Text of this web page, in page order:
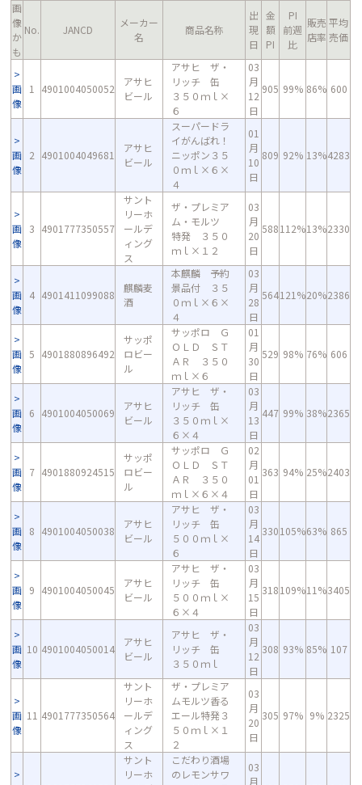
画
像
か
も
No. JANCD
メーカー
名
商品名称
出
現
日
金
額
PI
PI
前週
比
販売
店率
平均
売価
画
像
1 4901004050052
アサヒ
ビール
アサヒ ザ・
リッチ 缶
３５０ｍｌ×
６
03
月
12
日
905 99% 86% 600
画
像
2 4901004049681
アサヒ
ビール
スーパードラ
イがんばれ！
ニッポン３５
０ｍｌ×６×
４
01
月
10
日
809 92% 13%4283
画
像
3 4901777350557
サント
リーホ
ールデ
ィング
ス
ザ・プレミア
ム・モルツ
特発 ３５０
ｍｌ×１２
03
月
20
日
588112%13%2330
画
像
4 4901411099088
麒麟麦
酒
本麒麟 予約
景品付 ３５
０ｍｌ×６×
４
03
月
28
日
564121%20%2386
画
像
5 4901880896492
サッポ
ロビー
ル
サッポロ Ｇ
ＯＬＤ ＳＴ
ＡＲ ３５０
ｍｌ×６
01
月
30
日
529 98% 76% 606
画
像
6 4901004050069
アサヒ
ビール
アサヒ ザ・
リッチ 缶
３５０ｍｌ×
６×４
03
月
13
日
447 99% 38%2365
画
像
7 4901880924515
サッポ
ロビー
ル
サッポロ Ｇ
ＯＬＤ ＳＴ
ＡＲ ３５０
ｍｌ×６×４
02
月
01
日
363 94% 25%2403
画
像
8 4901004050038
アサヒ
ビール
アサヒ ザ・
リッチ 缶
５００ｍｌ×
６
03
月
14
日
330105%63% 865
画
像
9 4901004050045
アサヒ
ビール
アサヒ ザ・
リッチ 缶
５００ｍｌ×
６×４
03
月
15
日
318109%11%3405
画
像
10 4901004050014
アサヒ
ビール
アサヒ ザ・
リッチ 缶
３５０ｍｌ
03
月
12
日
308 93% 85% 107
画
像
11 4901777350564
サント
リーホ
ールデ
ィング
ス
ザ・プレミア
ムモルツ香る
エール特発３
５０ｍｌ×１
２
03
月
20
日
305 97% 9% 2325
サント
リーホ
こだわり酒場
のレモンサワ
03
月